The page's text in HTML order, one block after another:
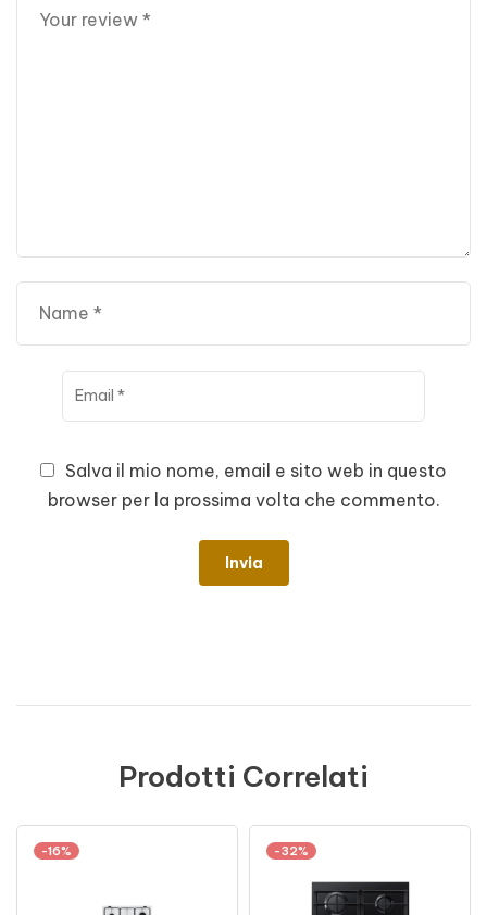
Salva il mio nome, email e sito web in questo
browser per la prossima volta che commento.
Prodotti Correlati
-16% -32%